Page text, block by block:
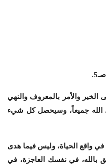
الخير والأمر بالمعروف والنهي
الله جميعاً، وسيحصل كل شيء
واقع الحياة، وليس فيما هدى
بالله، في نفسك العاجزة، في